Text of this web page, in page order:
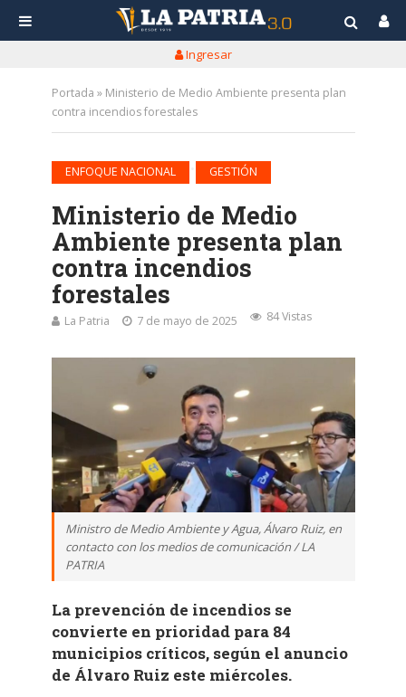
Ingresar
Portada » Ministerio de Medio Ambiente presenta plan
contra incendios forestales
ENFOQUE NACIONAL GESTIÓN
Ministerio de Medio
Ambiente presenta plan
contra incendios
forestales
La Patria 7 de mayo de 2025 84 Vistas
Ministro de Medio Ambiente y Agua, Álvaro Ruiz, en
contacto con los medios de comunicación / LA
PATRIA
La prevención de incendios se
convierte en prioridad para 84
municipios críticos, según el anuncio
de Álvaro Ruiz este miércoles.